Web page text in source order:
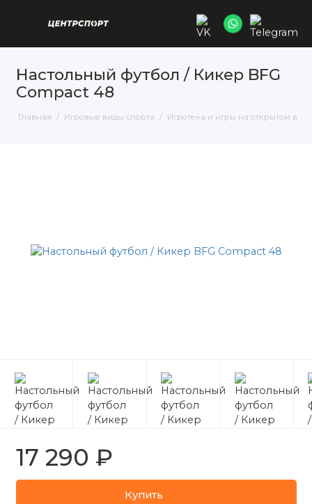
Настольный футбол / Кикер BFG
Compact 48
Главная Игровые виды спорта Игротека и игры на открытом
17 290 ₽
Купить